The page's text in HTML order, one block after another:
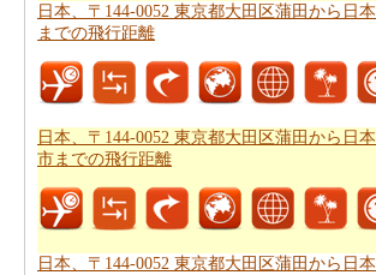
新しい場所に行くの後、あなたの目的地
あなたは日本、〒144-0052 東京都大田区
福島県白河市までの道路ルートプラン
とができます。
あなたは道路で旅行したいですか。駆
かかるどのくらい知ってはいけません
市までの旅行の費用をもらいます。
日本、〒144-0052 東京都大田区蒲田から日
までの飛行距離
日本、〒144-0052 東京都大田区蒲田から日
市までの飛行距離
日本、〒144-0052 東京都大田区蒲田から日